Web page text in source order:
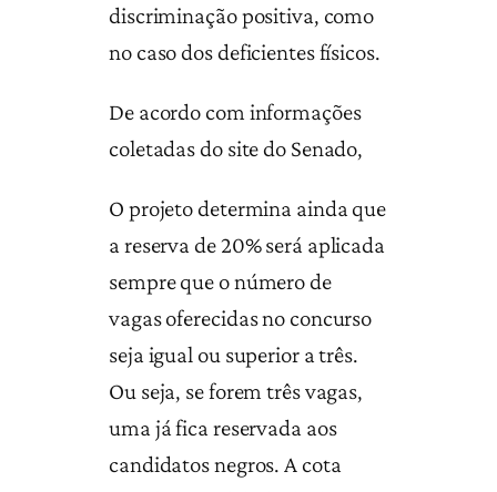
discriminação positiva, como
no caso dos deficientes físicos.
De acordo com informações
coletadas do site do Senado,
O projeto determina ainda que
a reserva de 20% será aplicada
sempre que o número de
vagas oferecidas no concurso
seja igual ou superior a três.
Ou seja, se forem três vagas,
uma já fica reservada aos
candidatos negros. A cota